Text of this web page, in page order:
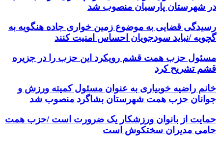
در شهرستان پارسیان منصوب شد
رسیدگی قضایی به موضوع زمین خواری جاده هنگویه به
گچویه /نباید سودجویان احساس امنیت کنند
مسئول حزب همت قشم رویکرد این حزب را در جزیره
قشم تشریح کرد
خانم راضیه خوبیاری به عنوان مسئول کمیته ورزش و
جوانان حزب همت شهرستان بشاگرد منصوب شد
حمایت از بانوان ورزشکار یک ضرورت است /حزب همت
حامی مدیران سختکوش است